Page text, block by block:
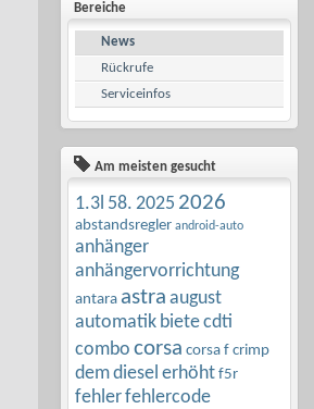
Bereiche
News
Rückrufe
Serviceinfos
Am meisten gesucht
1.3l 58. 2025 2026
abstandsregler android-auto
anhänger
anhängervorrichtung
antara astra august
automatik bietecdti
combo corsa corsa f crimp
demdiesel erhöht f5r
fehlerfehlercode